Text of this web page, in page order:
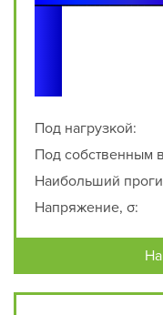
Под нагрузкой:
Под собственным
Наибольший
Напряжение, σ: